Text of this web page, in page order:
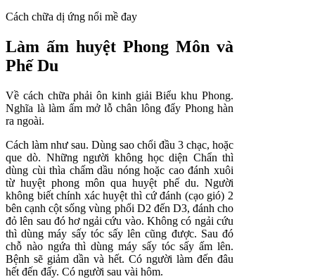
Cách chữa dị ứng nổi mề đay
Làm ấm huyệt Phong Môn và
Phế Du
Về cách chữa phải ôn kinh giải Biểu khu Phong.
Nghĩa là làm ấm mở lỗ chân lông đẩy Phong hàn
ra ngoài.
Cách làm như sau. Dùng sao chổi đầu 3 chạc, hoặc
que dò. Những người không học diện Chẩn thì
dùng cùi thìa chấm dầu nóng hoặc cao đánh xuôi
từ huyệt phong môn qua huyệt phế du. Người
không biết chính xác huyệt thì cứ đánh (cạo gió) 2
bên cạnh cột sống vùng phổi D2 đến D3, đánh cho
đỏ lên sau đó hơ ngải cứu vào. Không có ngải cứu
thì dùng máy sấy tóc sấy lên cũng được. Sau đó
chỗ nào ngứa thì dùng máy sấy tóc sấy ấm lên.
Bệnh sẽ giảm dần và hết. Có người làm đến đâu
hết đến đấy. Có người sau vài hôm.